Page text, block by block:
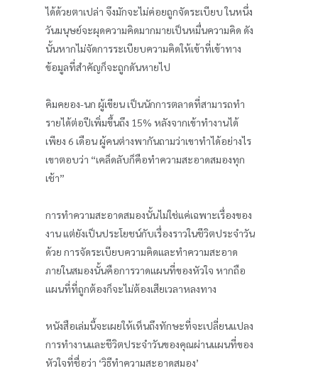
ได้ด้วยตาเปล่า จึงมักจะไม่ค่อยถูกจัดระเบียบ ในหนึ่ง
วันมนุษย์จะผุดความคิดมากมายเป็นหมื่นความคิด ดัง
นั้นหากไม่จัดการระเบียบความคิดให้เข้าที่เข้าทาง
ข้อมูลที่สำคัญก็จะถูกดันหายไป
คิมคยอง-นก ผู้เขียน เป็นนักการตลาดที่สามารถทำ
รายได้ต่อปีเพิ่มขึ้นถึง 15% หลังจากเข้าทำงานได้
เพียง 6 เดือน ผู้คนต่างพากันถามว่าเขาทำได้อย่างไร
เขาตอบว่า “เคล็ดลับก็คือทำความสะอาดสมองทุก
เช้า”
การทำความสะอาดสมองนั้นไม่ใช่แค่เฉพาะเรื่องของ
งาน แต่ยังเป็นประโยชน์กับเรื่องราวในชีวิตประจำวัน
ด้วย การจัดระเบียบความคิดและทำความสะอาด
ภายในสมองนั้นคือการวาดแผนที่ของหัวใจ หากถือ
แผนที่ที่ถูกต้องก็จะไม่ต้องเสียเวลาหลงทาง
หนังสือเล่มนี้จะเผยให้เห็นถึงทักษะที่จะเปลี่ยนแปลง
การทำงานและชีวิตประจำวันของคุณผ่านแผนที่ของ
หัวใจที่ชื่อว่า ‘วิธีทำความสะอาดสมอง’